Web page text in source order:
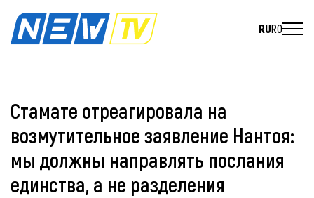
RURO
Стамате отреагировала на
возмутительное заявление Нантоя:
мы должны направлять послания
единства, а не разделения